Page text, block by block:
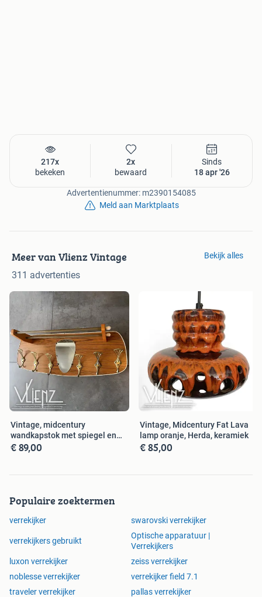
217x
bekeken
2x
bewaard
Sinds
18 apr '26
Advertentienummer: m2390154085
Meld aan Marktplaats
Meer van Vlienz Vintage
311 advertenties
Bekijk alles
Vintage, midcentury
wandkapstok met spiegel en
hoedenrek
€ 89,00
Vintage, Midcentury Fat Lava
lamp oranje, Herda, keramiek
€ 85,00
Populaire zoektermen
verrekijker swarovski verrekijker
verrekijkers gebruikt
Optische apparatuur |
Verrekijkers
luxon verrekijker
zeiss verrekijker
noblesse verrekijker
verrekijker field 7.1
traveler verrekijker
pallas verrekijker